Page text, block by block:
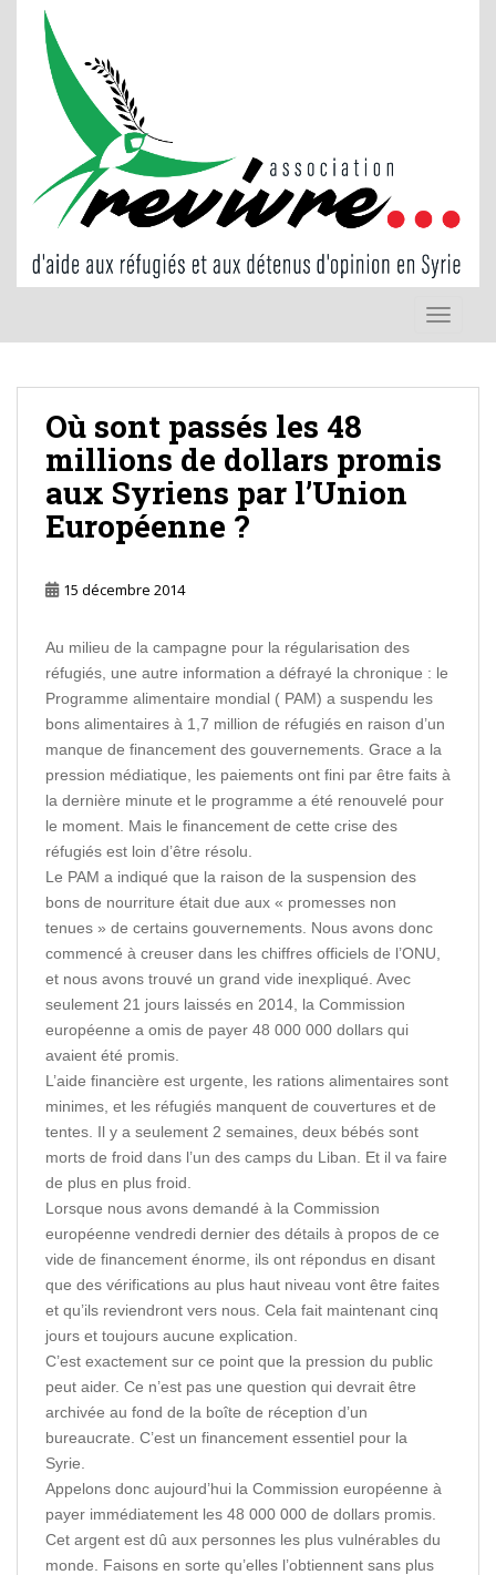
t
Où sont passés les 48
millions de dollars promis
aux Syriens par l’Union
Européenne ?
15 décembre 2014
Au milieu de la campagne pour la régularisation des
réfugiés, une autre information a défrayé la chronique : le
Programme alimentaire mondial ( PAM) a suspendu les
bons alimentaires à 1,7 million de réfugiés en raison d’un
manque de financement des gouvernements. Grace a la
pression médiatique, les paiements ont fini par être faits à
la dernière minute et le programme a été renouvelé pour
le moment. Mais le financement de cette crise des
réfugiés est loin d’être résolu.
Le PAM a indiqué que la raison de la suspension des
bons de nourriture était due aux « promesses non
tenues » de certains gouvernements. Nous avons donc
commencé à creuser dans les chiffres officiels de l’ONU,
et nous avons trouvé un grand vide inexpliqué. Avec
seulement 21 jours laissés en 2014, la Commission
européenne a omis de payer 48 000 000 dollars qui
avaient été promis.
L’aide financière est urgente, les rations alimentaires sont
minimes, et les réfugiés manquent de couvertures et de
tentes. Il y a seulement 2 semaines, deux bébés sont
morts de froid dans l’un des camps du Liban. Et il va faire
de plus en plus froid.
Lorsque nous avons demandé à la Commission
européenne vendredi dernier des détails à propos de ce
vide de financement énorme, ils ont répondus en disant
que des vérifications au plus haut niveau vont être faites
et qu’ils reviendront vers nous. Cela fait maintenant cinq
jours et toujours aucune explication.
C’est exactement sur ce point que la pression du public
peut aider. Ce n’est pas une question qui devrait être
archivée au fond de la boîte de réception d’un
bureaucrate. C’est un financement essentiel pour la
Syrie.
Appelons donc aujourd’hui la Commission européenne à
payer immédiatement les 48 000 000 de dollars promis.
Cet argent est dû aux personnes les plus vulnérables du
monde. Faisons en sorte qu’elles l’obtiennent sans plus